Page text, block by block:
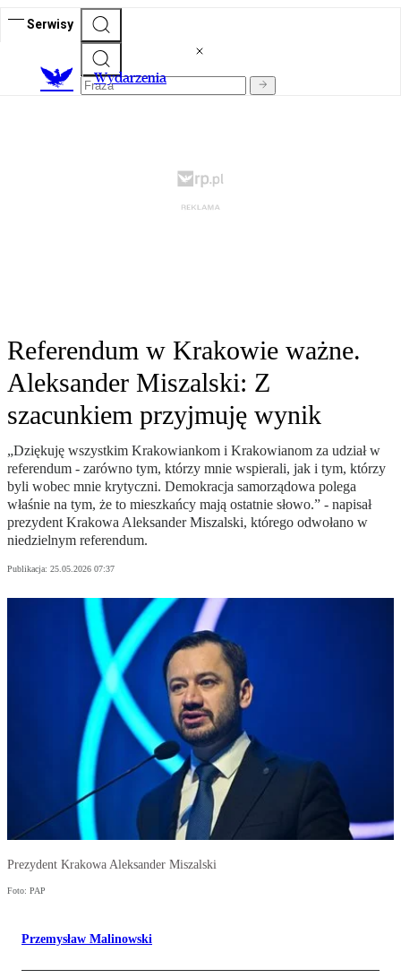
Serwisy
Wydarzenia
Referendum w Krakowie ważne.
Aleksander Miszalski: Z
szacunkiem przyjmuję wynik
„Dziękuję wszystkim Krakowiankom i Krakowianom za udział w
referendum - zarówno tym, którzy mnie wspierali, jak i tym, którzy
byli wobec mnie krytyczni. Demokracja samorządowa polega
właśnie na tym, że to mieszkańcy mają ostatnie słowo.” - napisał
prezydent Krakowa Aleksander Miszalski, którego odwołano w
niedzielnym referendum.
Publikacja: 25.05.2026 07:37
Prezydent Krakowa Aleksander Miszalski
Foto: PAP
Przemysław Malinowski